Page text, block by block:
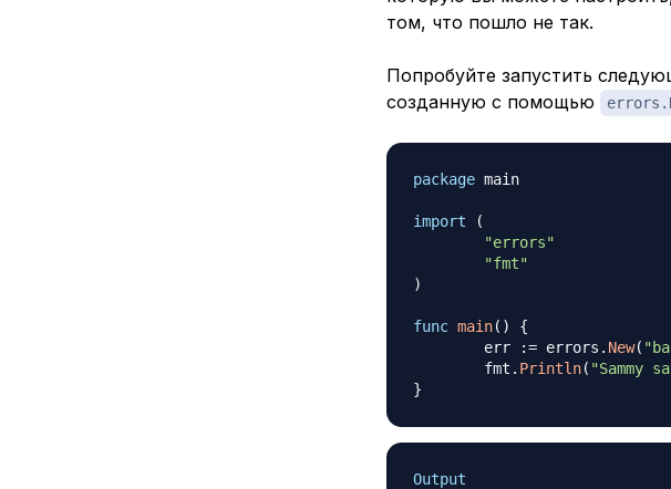
том, что пошло не так.
Попробуйте запустить
созданную с помощью
package main
import
(
"errors"
"fmt"
)
func main( )
{
	err
:= errors . New(
	fmt
. Println( "Sammy
}
Output